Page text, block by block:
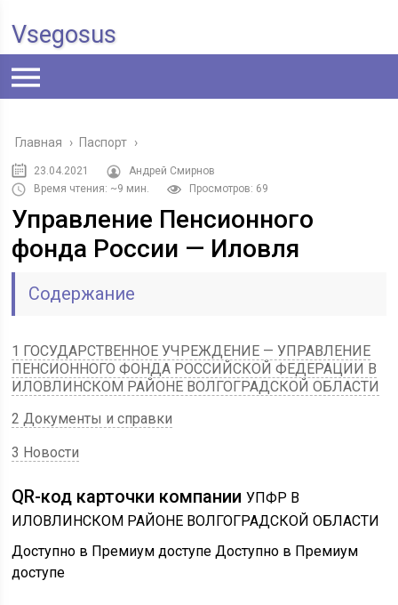
Vsegosus
Главная › Паспорт ›
23.04.2021
Андрей Смирнов
Время чтения: ~9 мин.
Просмотров: 69
Управление Пенсионного
фонда России — Иловля
Содержание
1 ГОСУДАРСТВЕННОЕ УЧРЕЖДЕНИЕ — УПРАВЛЕНИЕ
ПЕНСИОННОГО ФОНДА РОССИЙСКОЙ ФЕДЕРАЦИИ В
ИЛОВЛИНСКОМ РАЙОНЕ ВОЛГОГРАДСКОЙ ОБЛАСТИ
2 Документы и справки
3 Новости
QR-код карточки компанииУПФР В
ИЛОВЛИНСКОМ РАЙОНЕ ВОЛГОГРАДСКОЙ ОБЛАСТИ
Доступно в Премиум доступе Доступно в Премиум
доступе